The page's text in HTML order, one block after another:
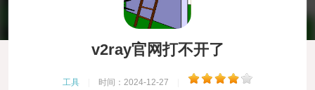
v2ray官网打不开了
工具 时间：2024-12-27